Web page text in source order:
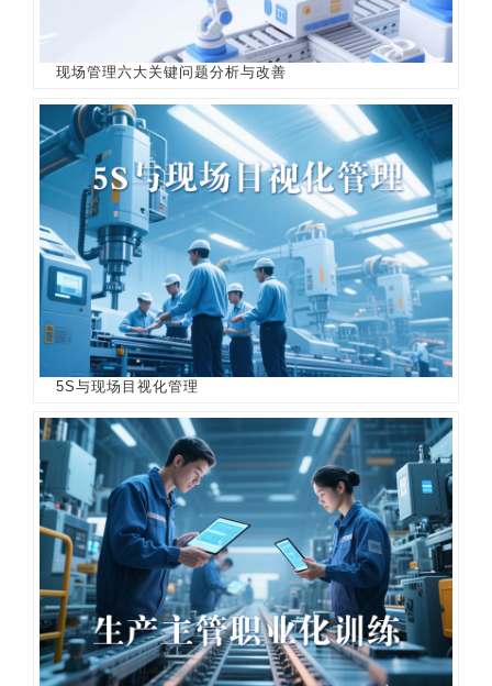
现场管理六大关键问题分析与改善
5S与现场目视化管理